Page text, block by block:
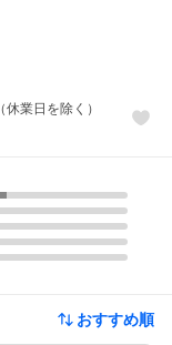
業日を除く）
おすすめ順